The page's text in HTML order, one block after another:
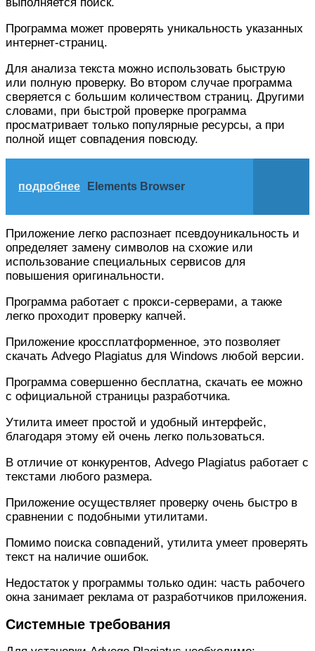
Программа может проверять уникальность указанных
интернет-страниц.
Для анализа текста можно использовать быструю
или полную проверку. Во втором случае программа
сверяется с большим количеством страниц. Другими
словами, при быстрой проверке программа
просматривает только популярные ресурсы, а при
полной ищет совпадения повсюду.
подробнее Elements Browser
Приложение легко распознает псевдоуникальность и
определяет замену символов на схожие или
использование специальных сервисов для
повышения оригинальности.
Программа работает с прокси-серверами, а также
легко проходит проверку капчей.
Приложение кроссплатформенное, это позволяет
скачать Advego Plagiatus для Windows любой версии.
Программа совершенно бесплатна, скачать ее можно
с официальной страницы разработчика.
Утилита имеет простой и удобный интерфейс,
благодаря этому ей очень легко пользоваться.
В отличие от конкурентов, Advego Plagiatus работает с
текстами любого размера.
Приложение осуществляет проверку очень быстро в
сравнении с подобными утилитами.
Помимо поиска совпадений, утилита умеет проверять
текст на наличие ошибок.
Недостаток у программы только один: часть рабочего
окна занимает реклама от разработчиков приложения.
Системные требования